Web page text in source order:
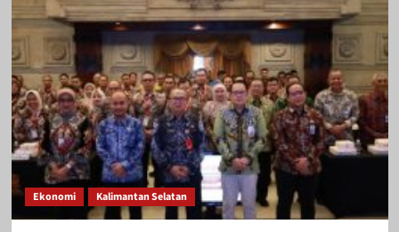
Ekonomi Kalimantan Selatan